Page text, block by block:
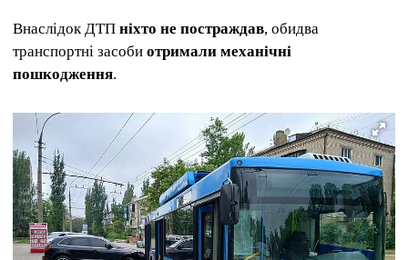
Внаслідок ДТП ніхто не постраждав, обидва
транспортні засоби отримали механічні
пошкодження.